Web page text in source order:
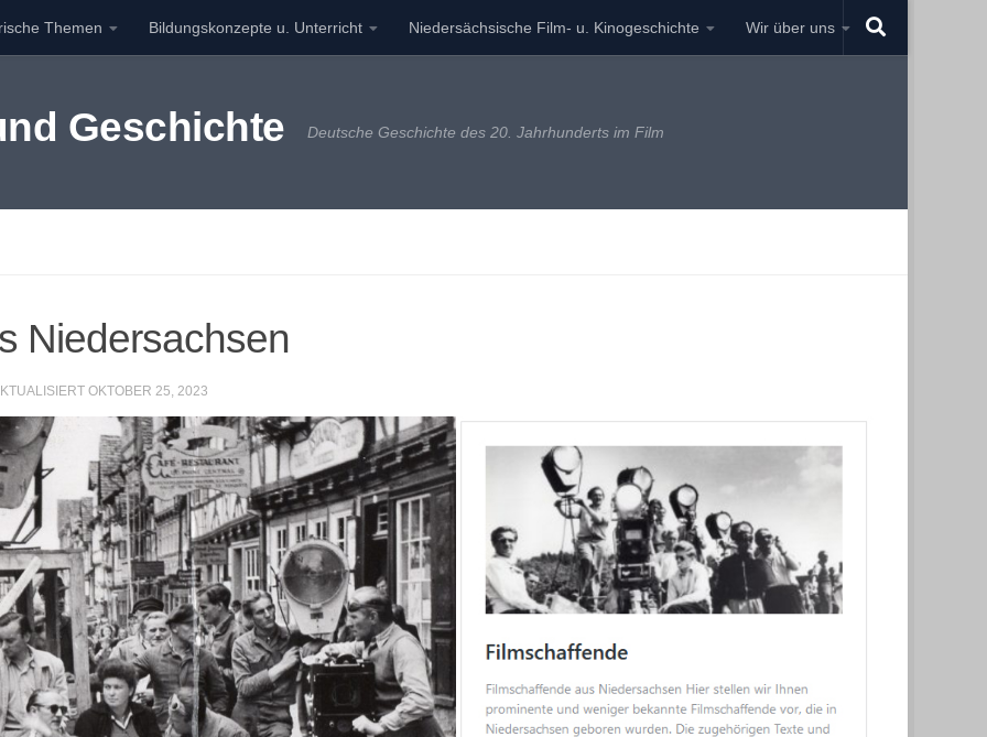
Themen Bildungskonzepte u. Unterricht Niedersächsische Film- u. Kinogeschichte Wir über uns
Geschichte Deutsche Geschichte des 20. Jahrhunderts im Film
Niedersachsen
OKTOBER 25, 2023